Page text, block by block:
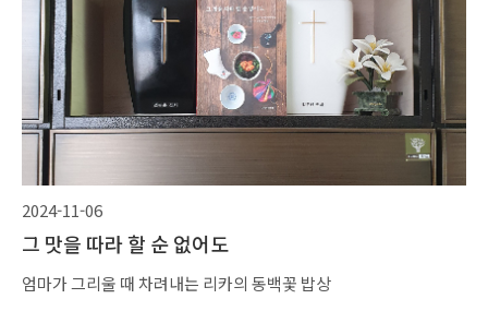
2024-11-06
그 맛을 따라 할 순 없어도
엄마가 그리울 때 차려내는 리카의 동백꽃 밥상